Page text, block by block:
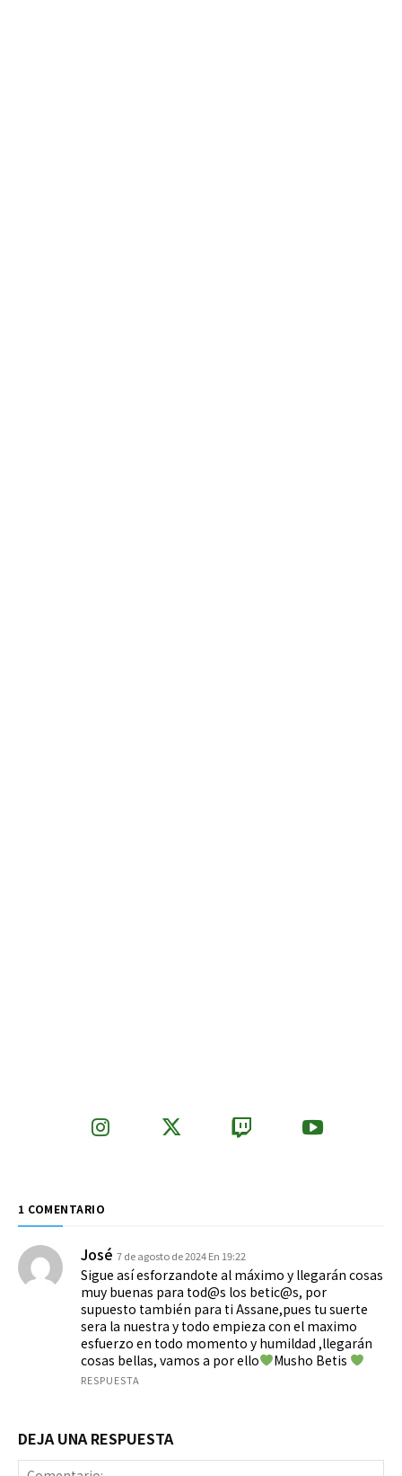
1 COMENTARIO
José 7 de agosto de 2024 En 19:22
Sigue así esforzandote al máximo y llegarán cosas
muy buenas para tod@s los betic@s, por
supuesto también para ti Assane,pues tu suerte
sera la nuestra y todo empieza con el maximo
esfuerzo en todo momento y humildad ,llegarán
cosas bellas, vamos a por ello
Musho Betis
RESPUESTA
DEJA UNA RESPUESTA